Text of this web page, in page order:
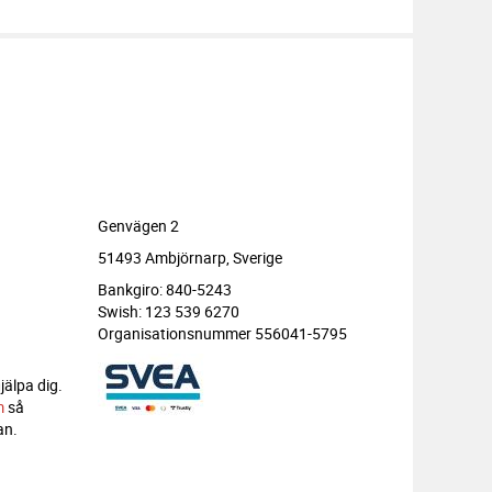
dig.
så
Genvägen 2
51493 Ambjörnarp, Sverige
Bankgiro: 840-5243
Swish: 123 539 6270
Organisationsnummer 556041-5795